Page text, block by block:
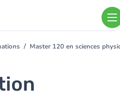
Master 120 en sciences